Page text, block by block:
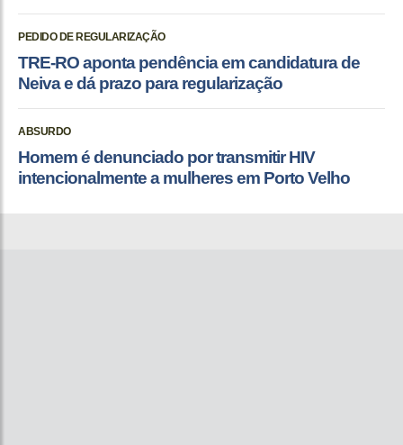
PEDIDO DE REGULARIZAÇÃO
TRE-RO aponta pendência em candidatura de
Neiva e dá prazo para regularização
ABSURDO
Homem é denunciado por transmitir HIV
intencionalmente a mulheres em Porto Velho